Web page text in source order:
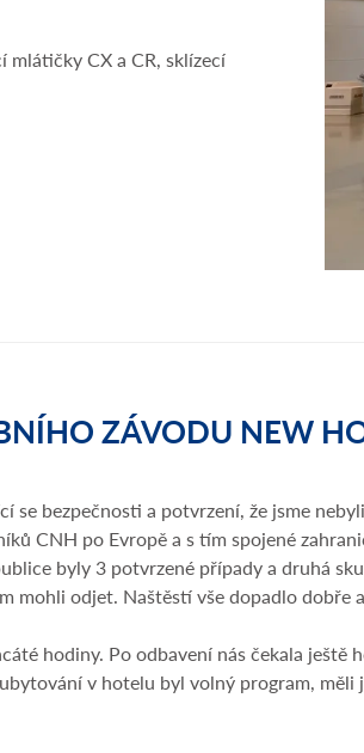
mlátičky CX a CR, sklízecí
ZÁVODU NEW
se bezpečnosti a potvrzení, že jsme
CNH po Evropě a s tím spojené
byly 3 potvrzené případy a druhá
odjet. Naštěstí vše dopadlo dobře
hodiny. Po odbavení nás čekala
v hotelu byl volný program,